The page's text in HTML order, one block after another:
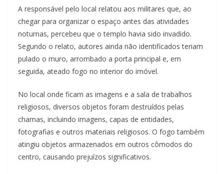
A responsável pelo local relatou aos militares que, ao
chegar para organizar o espaço antes das atividades
noturnas, percebeu que o templo havia sido invadido.
Segundo o relato, autores ainda não identificados teriam
pulado o muro, arrombado a porta principal e, em
seguida, ateado fogo no interior do imóvel.
No local onde ficam as imagens e a sala de trabalhos
religiosos, diversos objetos foram destruídos pelas
chamas, incluindo imagens, capas de entidades,
fotografias e outros materiais religiosos. O fogo também
atingiu objetos armazenados em outros cômodos do
centro, causando prejuízos significativos.